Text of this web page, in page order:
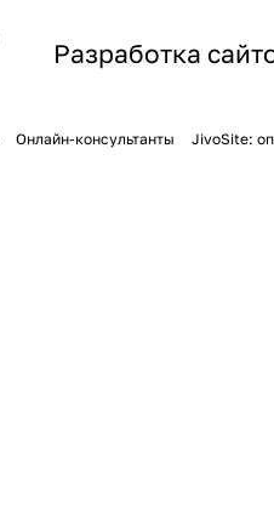
Разработка
Онлайн-консультанты JivoSite: